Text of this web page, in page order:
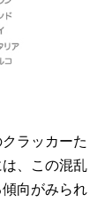
ラッカーた
、この混乱
向がみられ